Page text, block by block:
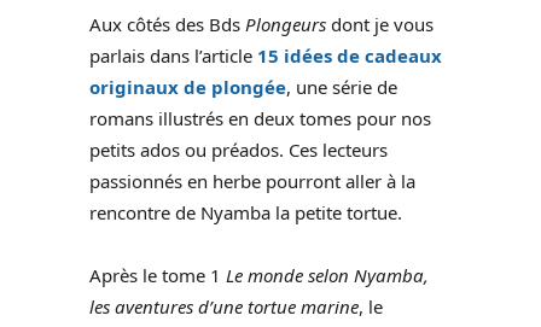
Aux côtés des Bds Plongeurs dont je vous
parlais dans l’article 15 idées de cadeaux
originaux de plongée, une série de
romans illustrés en deux tomes pour nos
petits ados ou préados. Ces lecteurs
passionnés en herbe pourront aller à la
rencontre de Nyamba la petite tortue.
Après le tome 1 Le monde selon Nyamba,
les aventures d’une tortue marine, le